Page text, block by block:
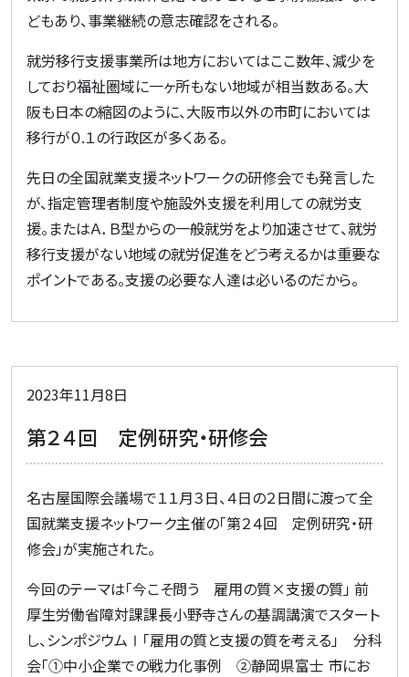
どもあり、事業継続の意志確認をされる。
就労移行支援事業所は地方においてはここ数年、減少を
しており福祉圏域に一ヶ所もない地域が相当数ある。大
阪も日本の縮図のように、大阪市以外の市町においては
移行が０.１の行政区が多くある。
先日の全国就業支援ネットワークの研修会でも発言した
が、指定管理者制度や施設外支援を利用しての就労支
援。またはＡ．Ｂ型からの一般就労をより加速させて、就労
移行支援がない地域の就労促進をどう考えるかは重要な
ポイントである。支援の必要な人達は必いるのだから。
2023年11月8日
第２４回 定例研究・研修会
名古屋国際会議場で１１月３日、４日の２日間に渡って全
国就業支援ネットワーク主催の「第２４回 定例研究・研
修会」が実施された。
今回のテーマは「今こそ問う 雇用の質×支援の質」 前
厚生労働省障対課課長小野寺さんの基調講演でスタート
し、シンポジウムⅠ「雇用の質と支援の質を考える」 分科
会「①中小企業での戦力化事例 ②静岡県富士 市にお